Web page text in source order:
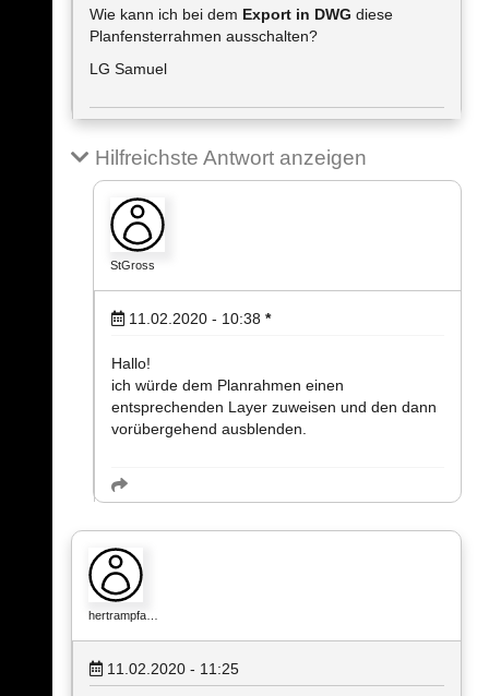
Wie kann ich bei dem Export in DWG diese
Planfensterrahmen ausschalten?
LG Samuel
Hilfreichste Antwort anzeigen
StGross
11.02.2020 - 10:38 *
Hallo!
ich würde dem Planrahmen einen
entsprechenden Layer zuweisen und den dann
vorübergehend ausblenden.
hertrampfa…
11.02.2020 - 11:25